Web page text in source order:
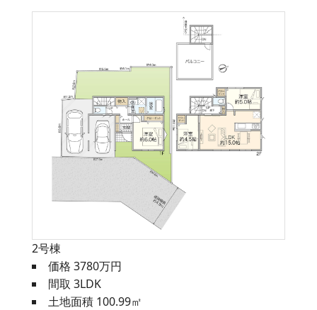
2号棟
価格 3780万円
間取 3LDK
土地面積 100.99㎡